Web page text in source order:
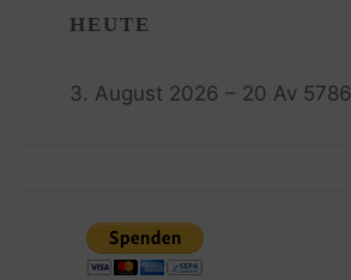
HEUTE
3. August 2026 – 20 Av 5786